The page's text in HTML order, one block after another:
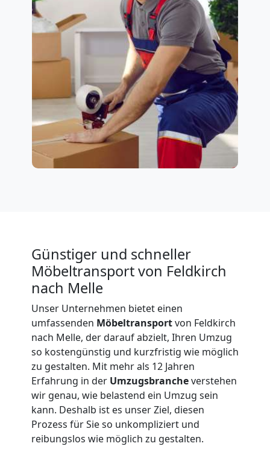
Günstiger und schneller
Möbeltransport von Feldkirch
nach Melle
Unser Unternehmen bietet einen
umfassenden Möbeltransportvon Feldkirch
nach Melle, der darauf abzielt, Ihren Umzug
so kostengünstig und kurzfristig wie möglich
zu gestalten. Mit mehr als 12 Jahren
Erfahrung in der Umzugsbrancheverstehen
wir genau, wie belastend ein Umzug sein
kann. Deshalb ist es unser Ziel, diesen
Prozess für Sie so unkompliziert und
reibungslos wie möglich zu gestalten.